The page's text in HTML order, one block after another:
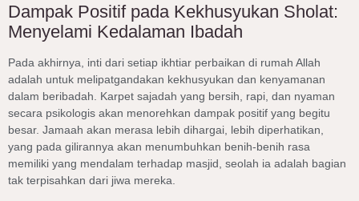
Dampak Positif pada Kekhusyukan Sholat:
Menyelami Kedalaman Ibadah
Pada akhirnya, inti dari setiap ikhtiar perbaikan di rumah Allah
adalah untuk melipatgandakan kekhusyukan dan kenyamanan
dalam beribadah. Karpet sajadah yang bersih, rapi, dan nyaman
secara psikologis akan menorehkan dampak positif yang begitu
besar. Jamaah akan merasa lebih dihargai, lebih diperhatikan,
yang pada gilirannya akan menumbuhkan benih-benih rasa
memiliki yang mendalam terhadap masjid, seolah ia adalah bagian
tak terpisahkan dari jiwa mereka.